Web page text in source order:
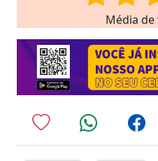
Média de